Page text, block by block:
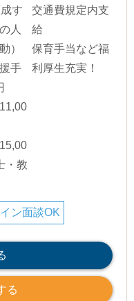
す
人
）
手
・教
交通費規定内支
給
保育手当など福
利厚生充実！
ン面談OK
る